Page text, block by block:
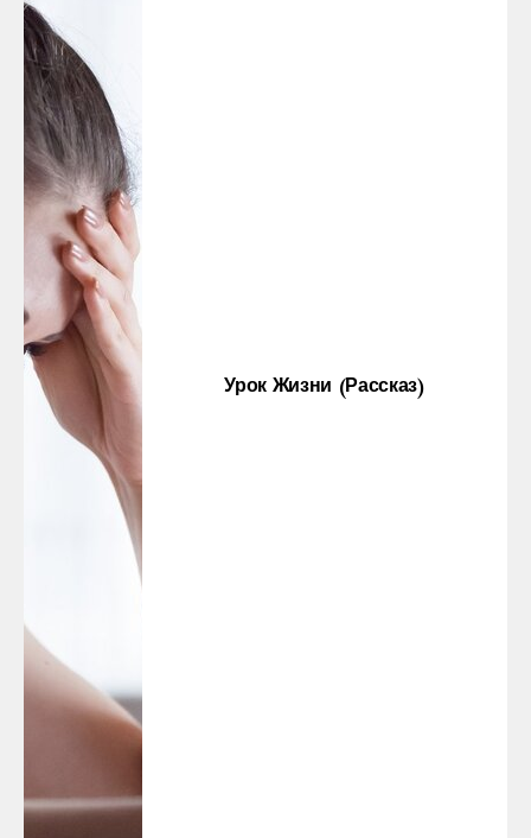
Урок Жизни (рассказ)